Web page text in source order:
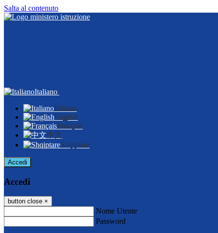
Salta al contenuto
Italiano
Italiano
English
Français
中文
Shqiptare
Accedi
Accedi
button close ×
Nome Utente
Password